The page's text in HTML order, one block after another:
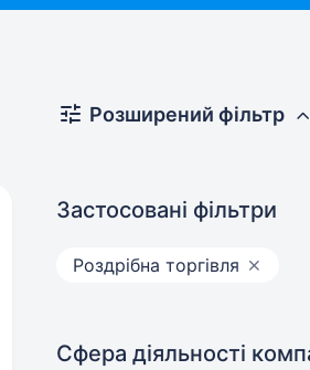
Розширений фільтр
Застосовані фільтри
Роздрібна торгівля
Сфера діяльності